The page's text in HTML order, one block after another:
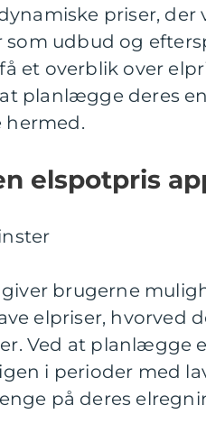
priser,
udbud og
et overblik over
planlægge deres
hermed.
elspotpris
brugerne
elpriser, hvorved
Ved at planlægge
i perioder med
på deres